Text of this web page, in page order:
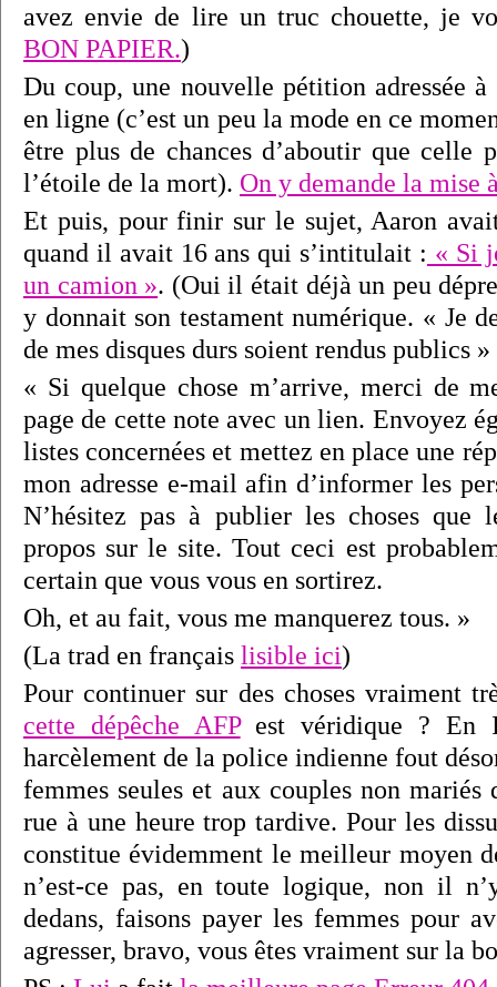
avez envie de lire un truc chouette, je
BON PAPIER.)
Du coup, une nouvelle pétition adressée
en ligne (c’est un peu la mode en ce
être plus de chances d’aboutir que celle
l’étoile de la mort). On y demande la
Et puis, pour finir sur le sujet, Aaron
quand il avait 16 ans qui s’intitulait : « Si
un camion ». (Oui il était déjà un peu
y donnait son testament numérique. « Je
de mes disques durs soient rendus publics
« Si quelque chose m’arrive, merci de
page de cette note avec un lien. Envoyez
listes concernées et mettez en place une
mon adresse e-mail afin d’informer les
N’hésitez pas à publier les choses que
propos sur le site. Tout ceci est
certain que vous vous en sortirez.
Oh, et au fait, vous me manquerez tous. »
(La trad en français lisible ici)
Pour continuer sur des choses vraiment
cette dépêche AFPest véridique ? En
harcèlement de la police indienne fout
femmes seules et aux couples non
rue à une heure trop tardive. Pour les
constitue évidemment le meilleur moyen
n’est-ce pas, en toute logique, non il
dedans, faisons payer les femmes pour
agresser, bravo, vous êtes vraiment sur la